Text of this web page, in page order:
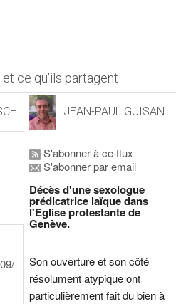
et ce qu'ils partagent
JEAN-PAUL GUISAN
S'abonner à ce flux
S'abonner par email
Décès d'une sexologue
prédicatrice laïque dans
l'Eglise protestante de
Genève.
Son ouverture et son côté
résolument atypique ont
particulièrement fait du bien à